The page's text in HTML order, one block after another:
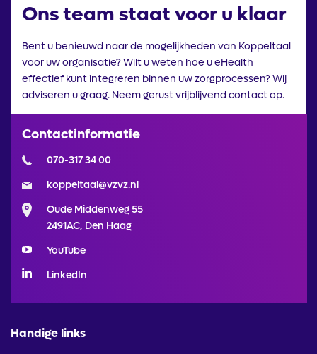
Ons team staat voor u klaar
Bent u benieuwd naar de mogelijkheden van Koppeltaal
voor uw organisatie? Wilt u weten hoe u eHealth
effectief kunt integreren binnen uw zorgprocessen? Wij
adviseren u graag. Neem gerust vrijblijvend contact op.
Contactinformatie
070-317 34 00
koppeltaal@vzvz.nl
Oude Middenweg 55
2491AC, Den Haag
YouTube
LinkedIn
Handige links